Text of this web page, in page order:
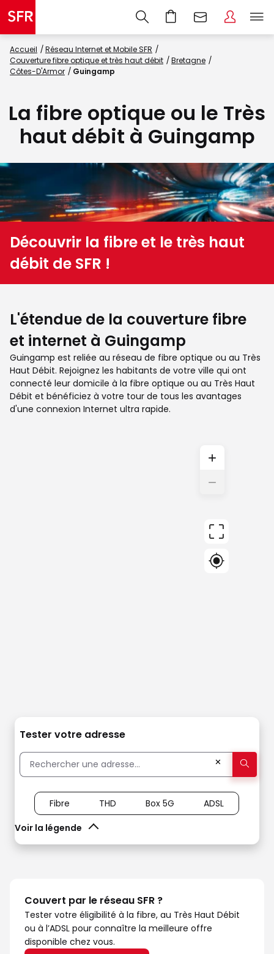
Accueil
Réseau Internet et Mobile SFR
Couverture fibre optique et très haut débit
Bretagne
Côtes-D'Armor
Guingamp
La fibre optique ou le Très
haut débit à Guingamp
Découvrir la fibre et le très haut
débit de SFR !
L'étendue de la couverture fibre
et internet à Guingamp
Guingamp est reliée au réseau de fibre optique ou au Très
Haut Débit. Rejoignez les habitants de votre ville qui ont
connecté leur domicile à la fibre optique ou au Très Haut
Débit et bénéficiez à votre tour de tous les avantages
d'une connexion Internet ultra rapide.
+
−
Tester votre adresse
✕
Voir la légende
Fibre THD Box 5G ADSL
Couvert par le réseau SFR ?
Tester votre éligibilité à la fibre, au Très Haut Débit
ou à l’ADSL pour connaître la meilleure offre
disponible chez vous.